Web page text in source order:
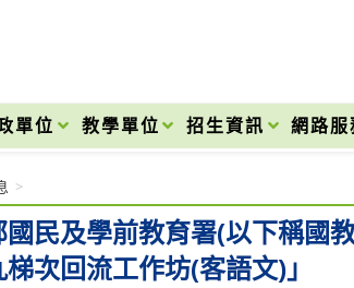
單位 教學單位 招生資訊 網路
國民及學前教育署(以下稱
次回流工作坊(客語文)」
>